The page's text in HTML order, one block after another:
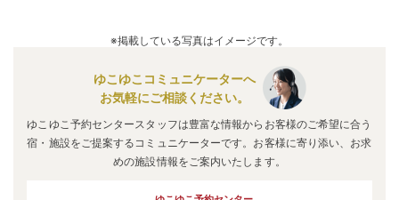
※掲載している写真はイメージです。
ゆこゆこコミュニケーターへ
お気軽にご相談ください。
ゆこゆこ予約センタースタッフは豊富な情報からお客様のご希望に合う
宿・施設をご提案するコミュニケーターです。お客様に寄り添い、お求
めの施設情報をご案内いたします。